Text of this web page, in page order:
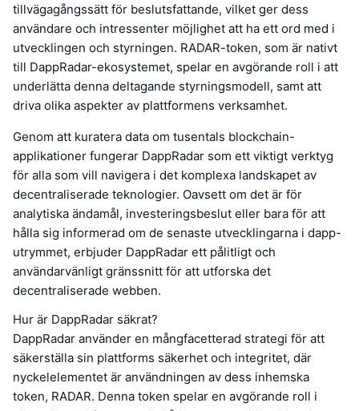
tillvägagångssätt för beslutsfattande, vilket ger dess
användare och intressenter möjlighet att ha ett ord med i
utvecklingen och styrningen. RADAR-token, som är nativt
till DappRadar-ekosystemet, spelar en avgörande roll i att
underlätta denna deltagande styrningsmodell, samt att
driva olika aspekter av plattformens verksamhet.
Genom att kuratera data om tusentals blockchain-
applikationer fungerar DappRadar som ett viktigt verktyg
för alla som vill navigera i det komplexa landskapet av
decentraliserade teknologier. Oavsett om det är för
analytiska ändamål, investeringsbeslut eller bara för att
hålla sig informerad om de senaste utvecklingarna i dapp-
utrymmet, erbjuder DappRadar ett pålitligt och
användarvänligt gränssnitt för att utforska det
decentraliserade webben.
Hur är DappRadar säkrat?
DappRadar använder en mångfacetterad strategi för att
säkerställa sin plattforms säkerhet och integritet, där
nyckelelementet är användningen av dess inhemska
token, RADAR. Denna token spelar en avgörande roll i